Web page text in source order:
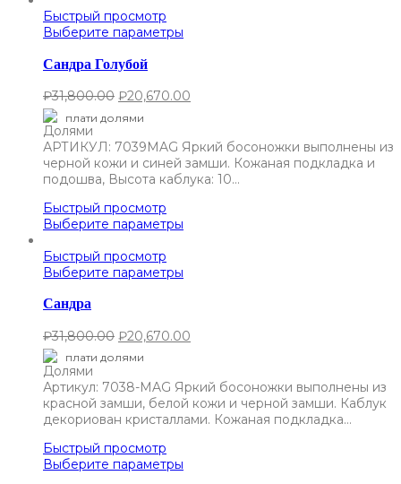
Быстрый просмотр
Выберите параметры
Сандра Голубой
₽31,800.00 ₽20,670.00
плати долями
АРТИКУЛ: 7039MAG Яркий босоножки выполнены из
черной кожи и синей замши. Кожаная подкладка и
подошва, Высота каблука: 10…
Быстрый просмотр
Выберите параметры
Быстрый просмотр
Выберите параметры
Сандра
₽31,800.00 ₽20,670.00
плати долями
Артикул: 7038-MAG Яркий босоножки выполнены из
красной замши, белой кожи и черной замши. Каблук
декориован кристаллами. Кожаная подкладка…
Быстрый просмотр
Выберите параметры